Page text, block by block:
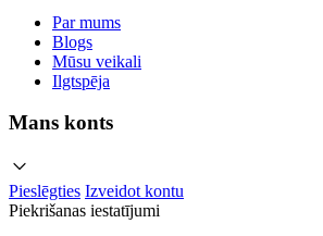
Par mums
Blogs
Mūsu veikali
Ilgtspēja
Mans konts
Pieslēgties Izveidot kontu
Piekrišanas iestatījumi